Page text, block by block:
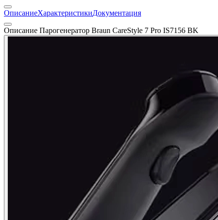
ОписаниеХарактеристикиДокументация
Описание Парогенератор Braun CareStyle 7 Pro IS7156 BK